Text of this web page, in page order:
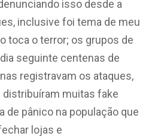
isso desde a
inclusive foi tema de meu
toca o terror; os grupos de
seguinte centenas de
registravam os ataques,
muitas fake
de pânico na população que
lojas e